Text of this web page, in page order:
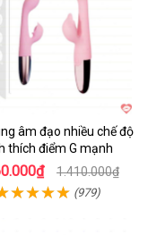
âm đạo nhiều chế độ
thích điểm G mạnh
1.410.000₫
(979)